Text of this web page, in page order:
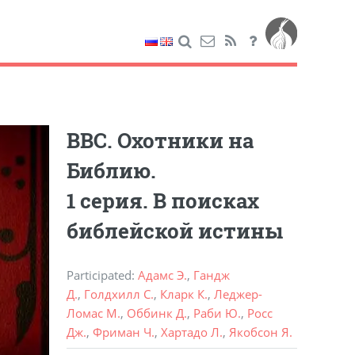
BBC. Охотники на
Библию.
1 серия. В поисках
библейской истины
Participated:Адамс Э., Гандж
Д., Голдхилл С., Кларк К.,Леджер-
Ломас М., Оббинк Д., Раби Ю., Росс
Дж.,Фриман Ч.,Хартадо Л.,Якобсон Я.